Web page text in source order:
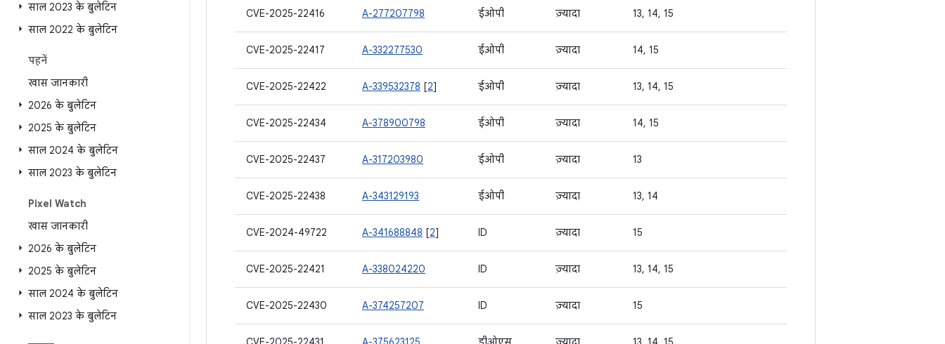
साल 2023 के बुलेटिन
साल 2022 के बुलेटिन
पहनें
खास जानकारी
2026 के बुलेटिन
2025 के बुलेटिन
साल 2024 के बुलेटिन
साल 2023 के बुलेटिन
Pixel Watch
खास जानकारी
2026 के बुलेटिन
2025 के बुलेटिन
साल 2024 के बुलेटिन
साल 2023 के बुलेटिन
CVE-2025-22416 A-277207798 ईओपी ज़्यादा 13, 14, 15
CVE-2025-22417 A-332277530 ईओपी ज़्यादा 14, 15
CVE-2025-22422 A-339532378 [2] ईओपी ज़्यादा 13, 14, 15
CVE-2025-22434 A-378900798 ईओपी ज़्यादा 14, 15
CVE-2025-22437 A-317203980 ईओपी ज़्यादा 13
CVE-2025-22438 A-343129193 ईओपी ज़्यादा 13, 14
CVE-2024-49722 A-341688848 [2] ID ज़्यादा 15
CVE-2025-22421 A-338024220 ID ज़्यादा 13, 14, 15
CVE-2025-22430 A-374257207 ID ज़्यादा 15